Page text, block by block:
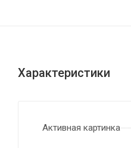
Характеристики
Активная картинка